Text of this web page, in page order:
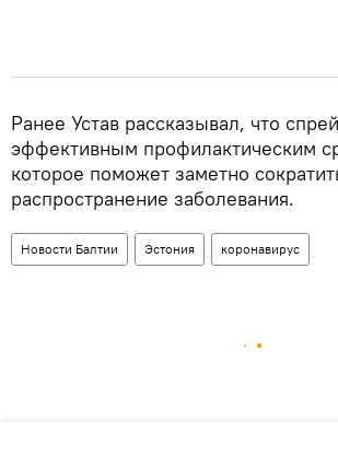
Ранее Устав рассказывал, что
эффективным профилактическим
которое поможет заметно
распространение заболевания.
Новости Балтии Эстония коронавирус